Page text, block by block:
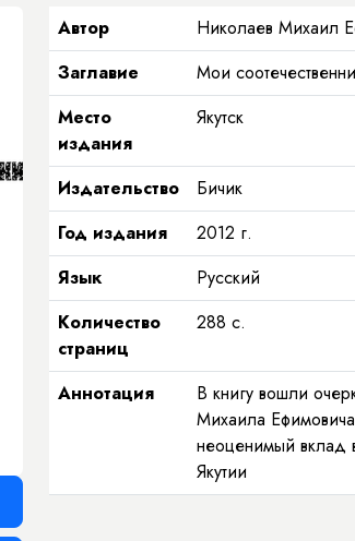
Автор
Николаев Михаил
Заглавие
Мои
Место
издания
Якутск
Издательство
Бичик
Год издания
2012 г.
Язык
Русский
Количество
страниц
288 с.
Аннотация
В книгу вошли
Михаила
неоценимый вклад
Якутии